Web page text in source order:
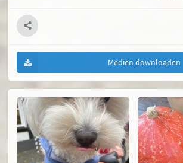
Medien downloaden